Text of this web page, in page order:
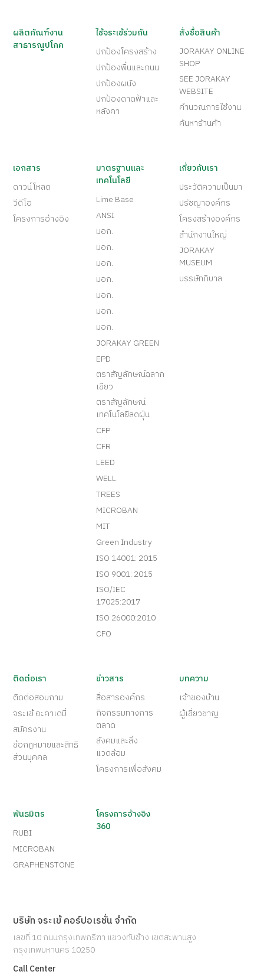
ผลิตภัณฑ์งาน
สาธารณูปโภค
ใช้จระเข้ร่วมกัน
ปกป้องโครงสร้าง
ปกป้องพื้นและถนน
ปกป้องผนัง
ปกป้องดาดฟ้าและ
หลังคา
สั่งซื้อสินค้า
JORAKAY ONLINE
SHOP
SEE JORAKAY
WEBSITE
คำนวณการใช้งาน
ค้นหาร้านค้า
เอกสาร
ดาวน์โหลด
วีดีโอ
โครงการอ้างอิง
มาตรฐานและ
เทคโนโลยี
Lime Base
ANSI
มอก.
มอก.
มอก.
มอก.
มอก.
มอก.
มอก.
JORAKAY GREEN
EPD
ตราสัญลักษณ์ฉลาก
เขียว
ตราสัญลักษณ์
เทคโนโลยีลดฝุ่น
CFP
CFR
LEED
WELL
TREES
MICROBAN
MIT
Green Industry
ISO 14001: 2015
ISO 9001: 2015
ISO/IEC
17025:2017
ISO 26000:2010
CFO
เกี่ยวกับเรา
ประวัติความเป็นมา
ปรัชญาองค์กร
โครงสร้างองค์กร
สำนักงานใหญ่
JORAKAY
MUSEUM
บรรษัทภิบาล
ติดต่อเรา
ติดต่อสอบถาม
จระเข้ อะคาเดมี่
สมัครงาน
ข้อกฎหมายและสิทธิ
ส่วนบุคคล
ข่าวสาร
สื่อสารองค์กร
กิจกรรมทางการ
ตลาด
สังคมและสิ่ง
แวดล้อม
โครงการเพื่อสังคม
บทความ
เจ้าของบ้าน
ผู้เชี่ยวชาญ
พันธมิตร
RUBI
MICROBAN
GRAPHENSTONE
โครงการอ้างอิง
360
บริษัท จระเข้ คอร์ปอเรชั่น จำกัด
เลขที่ 10 ถนนกรุงเทพกรีฑา แขวงทับช้าง เขตสะพานสูง
กรุงเทพมหานคร 10250
Call Center